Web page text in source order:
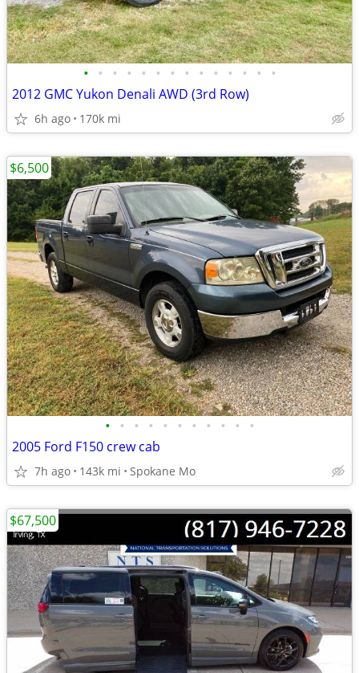
• • • • • • • • • • • • • •
2012 GMC Yukon Denali AWD (3rd Row)
6h ago 170k mi
• • • • • • • • • • •
2005 Ford F150 crew cab
7h ago 143k mi Spokane Mo
$6,500
$67,500